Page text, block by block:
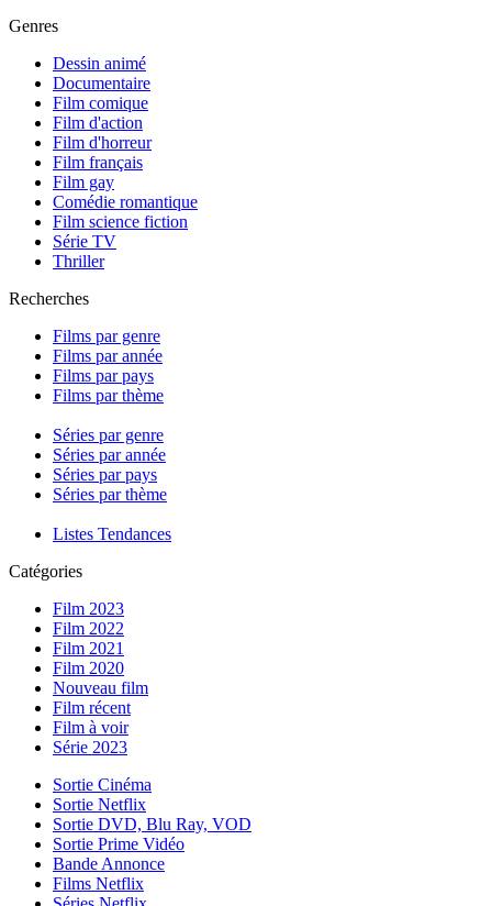
Genres
Dessin animé
Documentaire
Film comique
Film d'action
Film d'horreur
Film français
Film gay
Comédie romantique
Film science fiction
Série TV
Thriller
Recherches
Films par genre
Films par année
Films par pays
Films par thème
Séries par genre
Séries par année
Séries par pays
Séries par thème
Listes Tendances
Catégories
Film 2023
Film 2022
Film 2021
Film 2020
Nouveau film
Film récent
Film à voir
Série 2023
Sortie Cinéma
Sortie Netflix
Sortie DVD, Blu Ray, VOD
Sortie Prime Vidéo
Bande Annonce
Films Netflix